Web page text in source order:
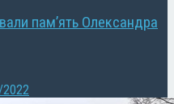
пам’ять Олександра